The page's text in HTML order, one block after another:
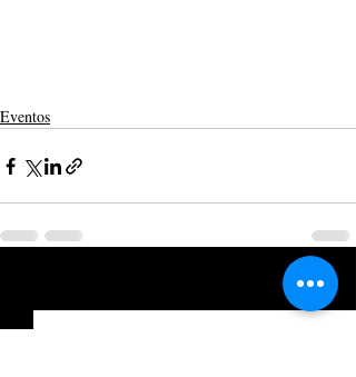
Eventos
Ver tudo